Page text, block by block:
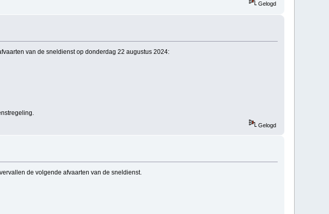
Gelogd
van de sneldienst op donderdag 22 augustus 2024:
Gelogd
de volgende afvaarten van de sneldienst.